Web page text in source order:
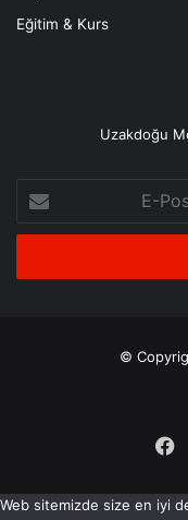
Eğitim & Kurs
Uzakdoğu
Posta
adresinizi
©
Web sitemizde size en iyi